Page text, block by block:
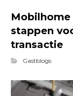
stappen
transactie
Gastblogs